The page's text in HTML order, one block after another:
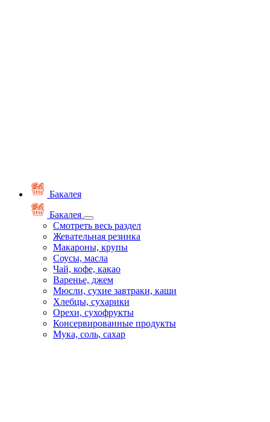
Бакалея
Бакалея
Смотреть весь раздел
Жевательная резинка
Макароны, крупы
Соусы, масла
Чай, кофе, какао
Варенье, джем
Мюсли, сухие завтраки, каши
Хлебцы, сухарики
Орехи, сухофрукты
Консервированные продукты
Мука, соль, сахар